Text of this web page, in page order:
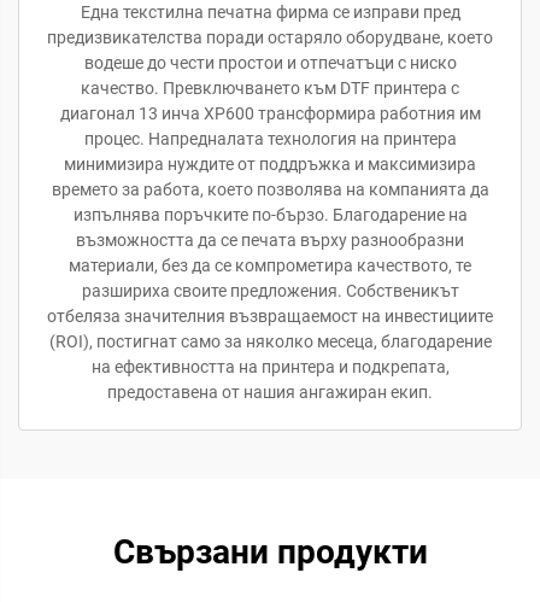
Една текстилна печатна фирма се изправи пред
предизвикателства поради остаряло оборудване, което
водеше до чести простои и отпечатъци с ниско
качество. Превключването към DTF принтера с
диагонал 13 инча XP600 трансформира работния им
процес. Напредналата технология на принтера
минимизира нуждите от поддръжка и максимизира
времето за работа, което позволява на компанията да
изпълнява поръчките по-бързо. Благодарение на
възможността да се печата върху разнообразни
материали, без да се компрометира качеството, те
разшириха своите предложения. Собственикът
отбеляза значителния възвращаемост на инвестициите
(ROI), постигнат само за няколко месеца, благодарение
на ефективността на принтера и подкрепата,
предоставена от нашия ангажиран екип.
Свързани продукти